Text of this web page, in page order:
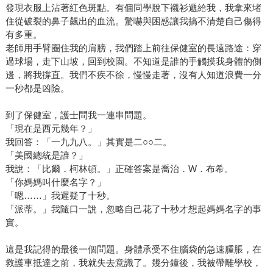
發現衣服上沾著紅色斑點。有個同學脫下襯衫遞給我，我拿來堵
住從破裂的鼻子飆出的血流。驚嚇與困惑讓我搞不清楚自己傷得
有多重。
老師用手臂圈住我的肩膀，我們踏上前往保健室的長遠路途：穿
過球場，走下山坡，回到校園。不知道是誰的手觸摸我身體的側
邊，將我撐直。我們不疾不徐，慢慢走著，沒有人知道浪費一分
一秒都是凶險。
到了保健室，護士問我一連串問題。
「現在是西元幾年？」
我回答：「一九九八。」其實是二○○二。
「美國總統是誰？」
我說：「比爾．柯林頓。」正確答案是喬治．W．布希。
「你媽媽叫什麼名字？」
「嗯……」我遲疑了十秒。
「派蒂。」我隨口一說，忽略自己花了十秒才想起媽媽名字的事
實。
這是我記得的最後一個問題。身體承受不住腦袋的急速腫脹，在
救護車抵達之前，我就失去意識了。幾分鐘後，我被帶離學校，